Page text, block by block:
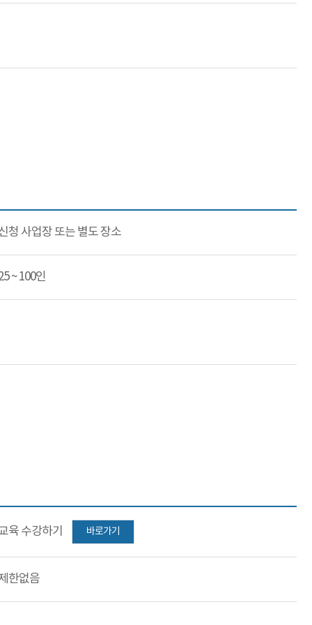
청 사업장 또는 별도 장소
~ 100인
육 수강하기 바로가기
한없음